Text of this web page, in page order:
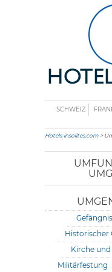
SCHWEIZ
Hotels-insolites.com >
Gefängnis
Historischer
Kirche
Militärfestung